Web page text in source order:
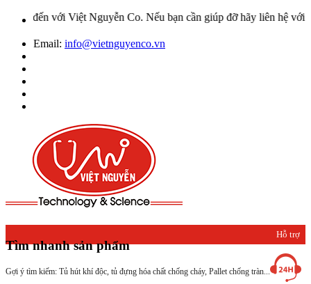
với Việt Nguyễn Co. Nếu bạn cần giúp đỡ hãy liên hệ với chúng tôi
Email: info@vietnguyenco.vn
Tìm nhanh sản phẩm
Gợi ý tìm kiếm: Tủ hút khí độc, tủ đựng hóa chất chống cháy, Pallet chống tràn...
Hỗ trợ
khách
hàng